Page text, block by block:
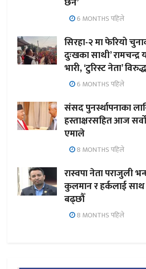
6 MONTHS पहिले
सिरहा-२ मा फेरियो
दुःखका साथी’
भारी, ‘टुरिस्ट नेता’
6 MONTHS पहिले
संसद पुनर्स्थापनाका
हस्ताक्षरसहित आज
एमाले
8 MONTHS पहिले
रास्वपा नेता पराजुली
कुलमान र हर्कलाई
बढ्छौँ
8 MONTHS पहिले